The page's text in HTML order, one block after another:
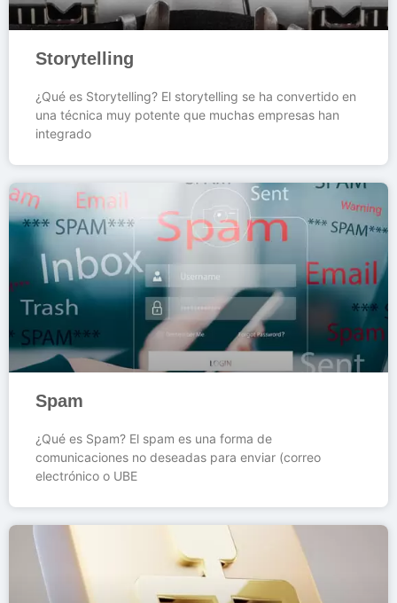
Storytelling
¿Qué es Storytelling? El storytelling se ha convertido en
una técnica muy potente que muchas empresas han
integrado
Spam
¿Qué es Spam? El spam es una forma de
comunicaciones no deseadas para enviar (correo
electrónico o UBE